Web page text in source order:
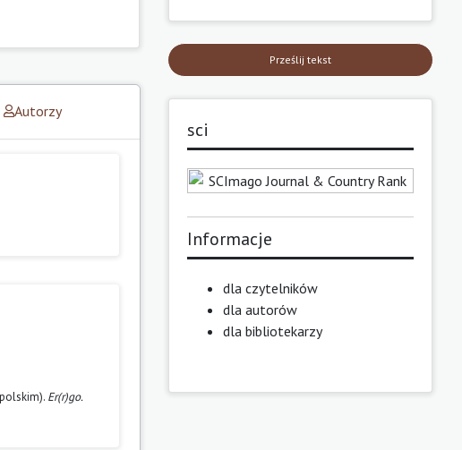
Autorzy
Er(r)go.
Prześlij tekst
sci
Informacje
dla czytelników
dla autorów
dla bibliotekarzy